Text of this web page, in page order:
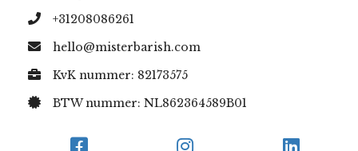
+31208086261
hello@misterbarish.com
KvK nummer: 82173575
BTW nummer: NL862364589B01